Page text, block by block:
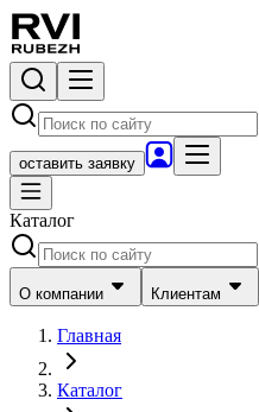
оставить заявку
Каталог
О компании Клиентам
Главная
Каталог